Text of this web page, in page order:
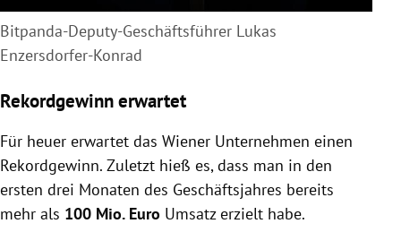
Bitpanda-Deputy-Geschäftsführer Lukas
Enzersdorfer-Konrad
Rekordgewinn erwartet
Für heuer erwartet das Wiener Unternehmen einen
Rekordgewinn. Zuletzt hieß es, dass man in den
ersten drei Monaten des Geschäftsjahres bereits
mehr als 100 Mio. Euro Umsatz erzielt habe.